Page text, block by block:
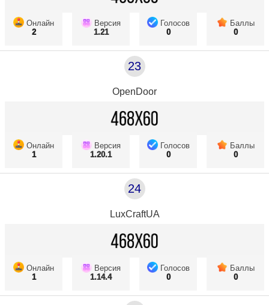
Онлайн
2
Версия
1.21
Голосов
0
Баллы
0
23
OpenDoor
Онлайн
1
Версия
1.20.1
Голосов
0
Баллы
0
24
LuxCraftUA
Онлайн
1
Версия
1.14.4
Голосов
0
Баллы
0